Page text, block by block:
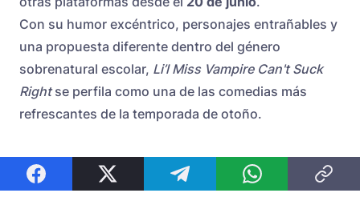
Con su humor excéntrico, personajes entrañables y
una propuesta diferente dentro del género
sobrenatural escolar, Li’l Miss Vampire Can't Suck
Rightse perfila como una de las comedias más
refrescantes de la temporada de otoño.